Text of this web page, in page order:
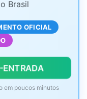
Brasil
OFICIAL
ENTRADA
em poucos minutos